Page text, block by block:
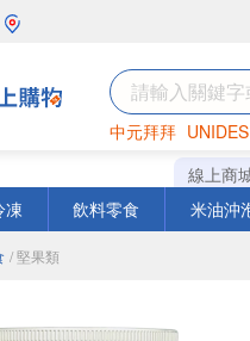
中元拜拜
罐頭 海苔
線上商
凍 飲料零食 米油沖
/ 堅果類